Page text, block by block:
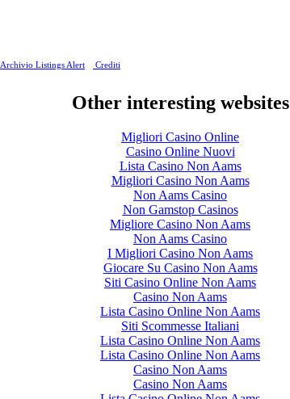
Archivio Listings Alert Crediti
Other interesting websites
Migliori Casino Online
Casino Online Nuovi
Lista Casino Non Aams
Migliori Casino Non Aams
Non Aams Casino
Non Gamstop Casinos
Migliore Casino Non Aams
Non Aams Casino
I Migliori Casino Non Aams
Giocare Su Casino Non Aams
Siti Casino Online Non Aams
Casino Non Aams
Lista Casino Online Non Aams
Siti Scommesse Italiani
Lista Casino Online Non Aams
Lista Casino Online Non Aams
Casino Non Aams
Casino Non Aams